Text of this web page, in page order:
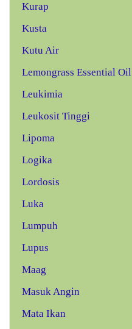
Kurap
Kusta
Kutu Air
Lemongrass Essential Oil
Leukimia
Leukosit Tinggi
Lipoma
Logika
Lordosis
Luka
Lumpuh
Lupus
Maag
Masuk Angin
Mata Ikan